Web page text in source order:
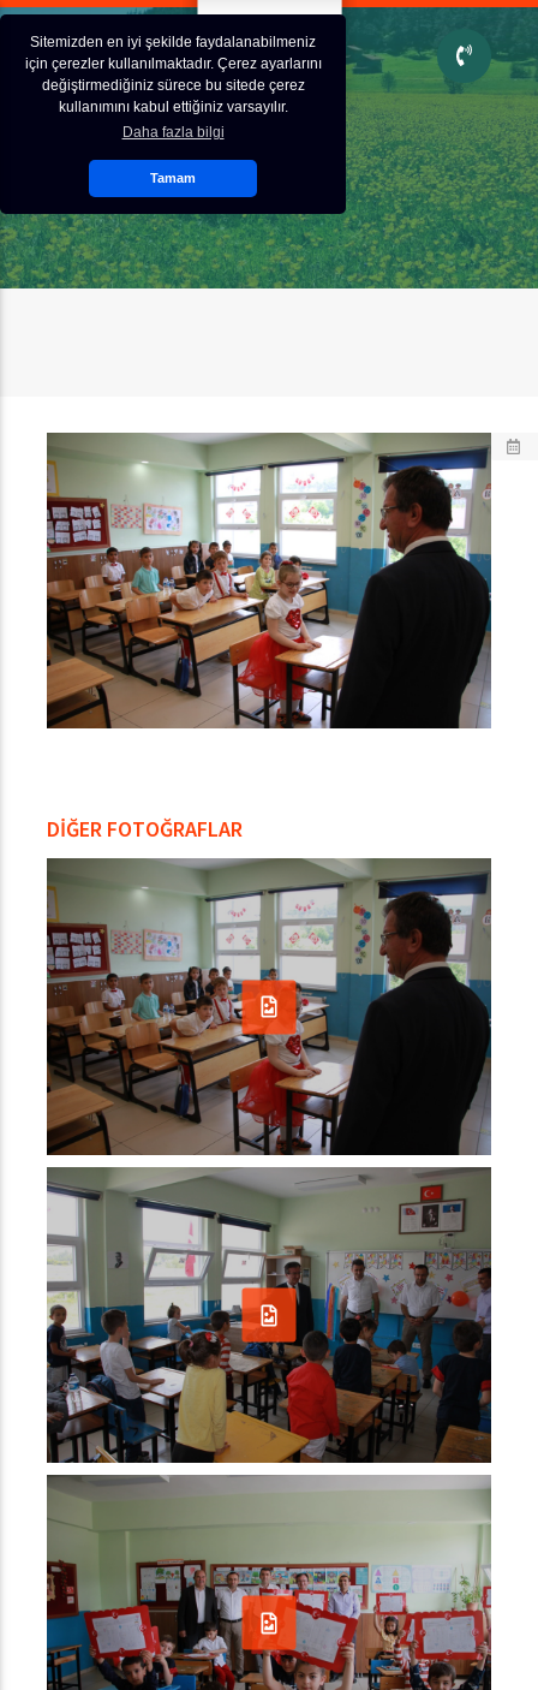
Sitemizden en iyi şekilde faydalanabilmeniz
için çerezler kullanılmaktadır. Çerez ayarlarını
değiştirmediğiniz sürece bu sitede çerez
kullanımını kabul ettiğiniz varsayılır.
Daha fazla bilgi
Tamam
DİĞER FOTOĞRAFLAR